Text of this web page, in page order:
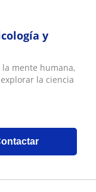
y
mente humana,
la ciencia